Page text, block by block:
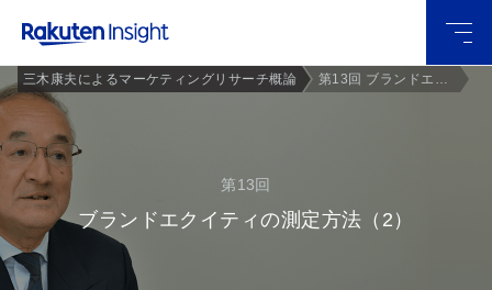
グロー
第13回
ブランドエクイティの測定方法（2）
三木康夫によるマーケティングリサーチ概論 第13回 ブランドエクイティの測定方法（2）